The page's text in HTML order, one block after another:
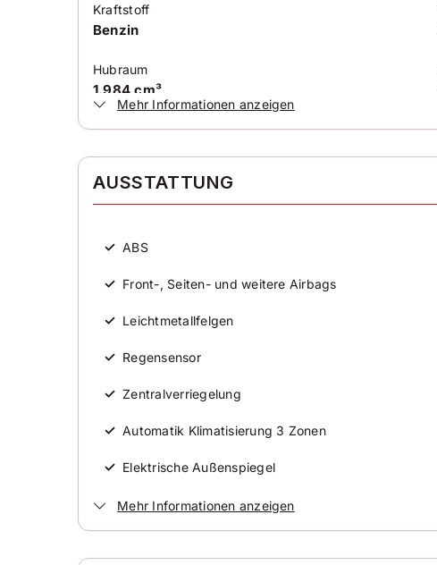
Kraftstoff
Benzin
Hubraum
1.984 cm³
Antriebsart
Zylinder
4
Karosserieform
Mehr Informationen anzeigen
AUSSTATTUNG
✓ ABS
✓ Front-, Seiten- und weitere Airbags
✓ Leichtmetallfelgen
✓ Regensensor
✓ Zentralverriegelung
✓ Automatik Klimatisierung 3 Zonen
✓ Elektrische Außenspiegel
✓ Elektrische Fensterheber
Mehr Informationen anzeigen